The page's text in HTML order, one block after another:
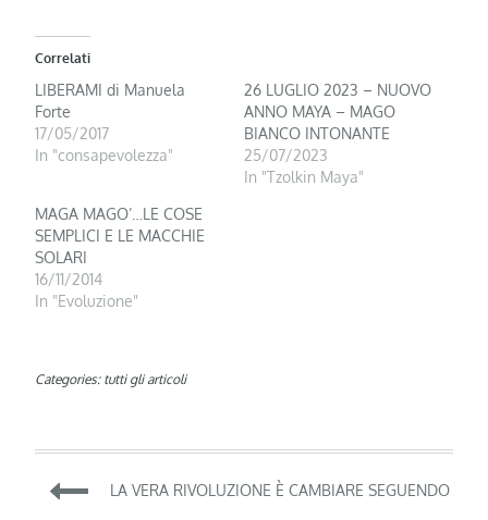
Correlati
LIBERAMI di Manuela
Forte
17/05/2017
In "consapevolezza"
26 LUGLIO 2023 – NUOVO
ANNO MAYA – MAGO
BIANCO INTONANTE
25/07/2023
In "Tzolkin Maya"
MAGA MAGO’…LE COSE
SEMPLICI E LE MACCHIE
SOLARI
16/11/2014
In "Evoluzione"
Categories: tutti gli articoli
Navigazione
LA VERA RIVOLUZIONE È CAMBIARE SEGUENDO